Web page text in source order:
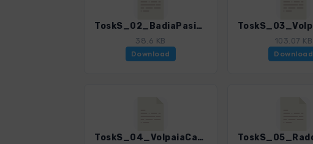
ToskS_02_BadiaPasignano.gpx
38.6 KB
Download
103.07 KB
Download
ToskS_04_VolpaiaCastelvecchi.gpx